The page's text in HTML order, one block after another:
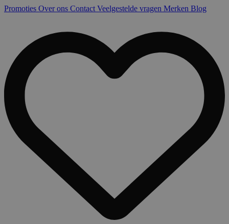
Promoties Over ons Contact Veelgestelde vragen Merken Blog